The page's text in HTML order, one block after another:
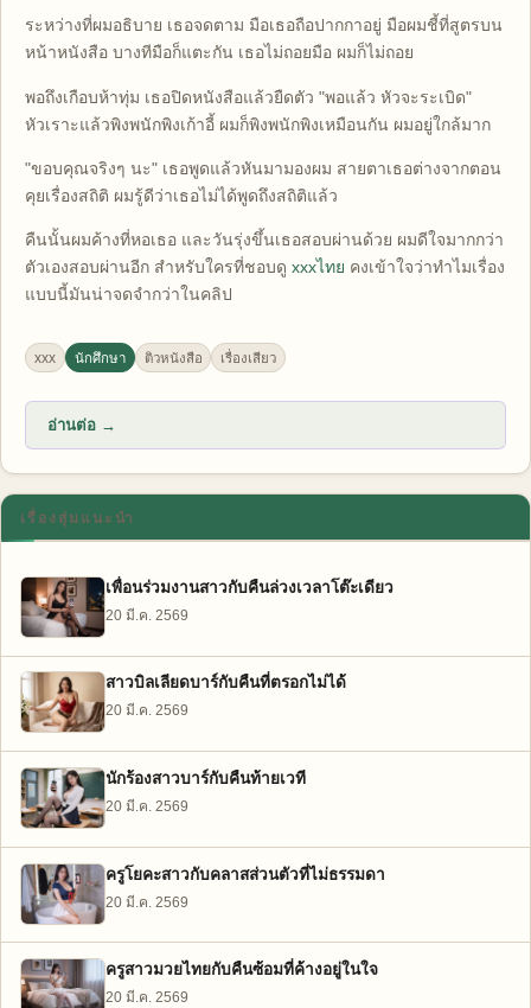
ระหว่างที่ผมอธิบาย เธอจดตาม มือเธอถือปากกาอยู่ มือผมชี้ที่สูตรบน
หน้าหนังสือ บางทีมือก็แตะกัน เธอไม่ถอยมือ ผมก็ไม่ถอย
พอถึงเกือบห้าทุ่ม เธอปิดหนังสือแล้วยืดตัว "พอแล้ว หัวจะระเบิด"
หัวเราะแล้วพิงพนักพิงเก้าอี้ ผมก็พิงพนักพิงเหมือนกัน ผมอยู่ใกล้มาก
"ขอบคุณจริงๆ นะ" เธอพูดแล้วหันมามองผม สายตาเธอต่างจากตอน
คุยเรื่องสถิติ ผมรู้ดีว่าเธอไม่ได้พูดถึงสถิติแล้ว
คืนนั้นผมค้างที่หอเธอ และวันรุ่งขึ้นเธอสอบผ่านด้วย ผมดีใจมากกว่า
ตัวเองสอบผ่านอีก สำหรับใครที่ชอบดู xxxไทย คงเข้าใจว่าทำไมเรื่อง
แบบนี้มันน่าจดจำกว่าในคลิป
xxx นักศึกษา ติวหนังสือ เรื่องเสียว
อ่านต่อ →
เรื่องสุ่มแนะนำ
เพื่อนร่วมงานสาวกับคืนล่วงเวลาโต๊ะเดียว
20 มี.ค. 2569
สาวบิลเลียดบาร์กับคืนที่ตรอกไม่ได้
20 มี.ค. 2569
นักร้องสาวบาร์กับคืนท้ายเวที
20 มี.ค. 2569
ครูโยคะสาวกับคลาสส่วนตัวที่ไม่ธรรมดา
20 มี.ค. 2569
ครูสาวมวยไทยกับคืนซ้อมที่ค้างอยู่ในใจ
20 มี.ค. 2569